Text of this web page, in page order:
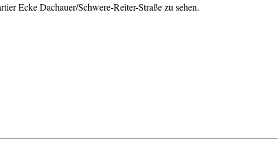
Ecke Dachauer/Schwere-Reiter-Straße zu sehen.